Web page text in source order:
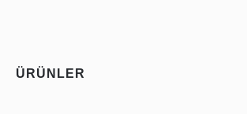
ÜRÜNLER